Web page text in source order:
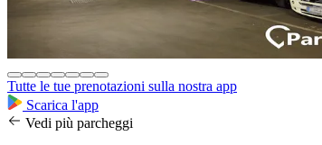
Tutte le tue prenotazioni sulla nostra app
Scarica l'app
Vedi più parcheggi